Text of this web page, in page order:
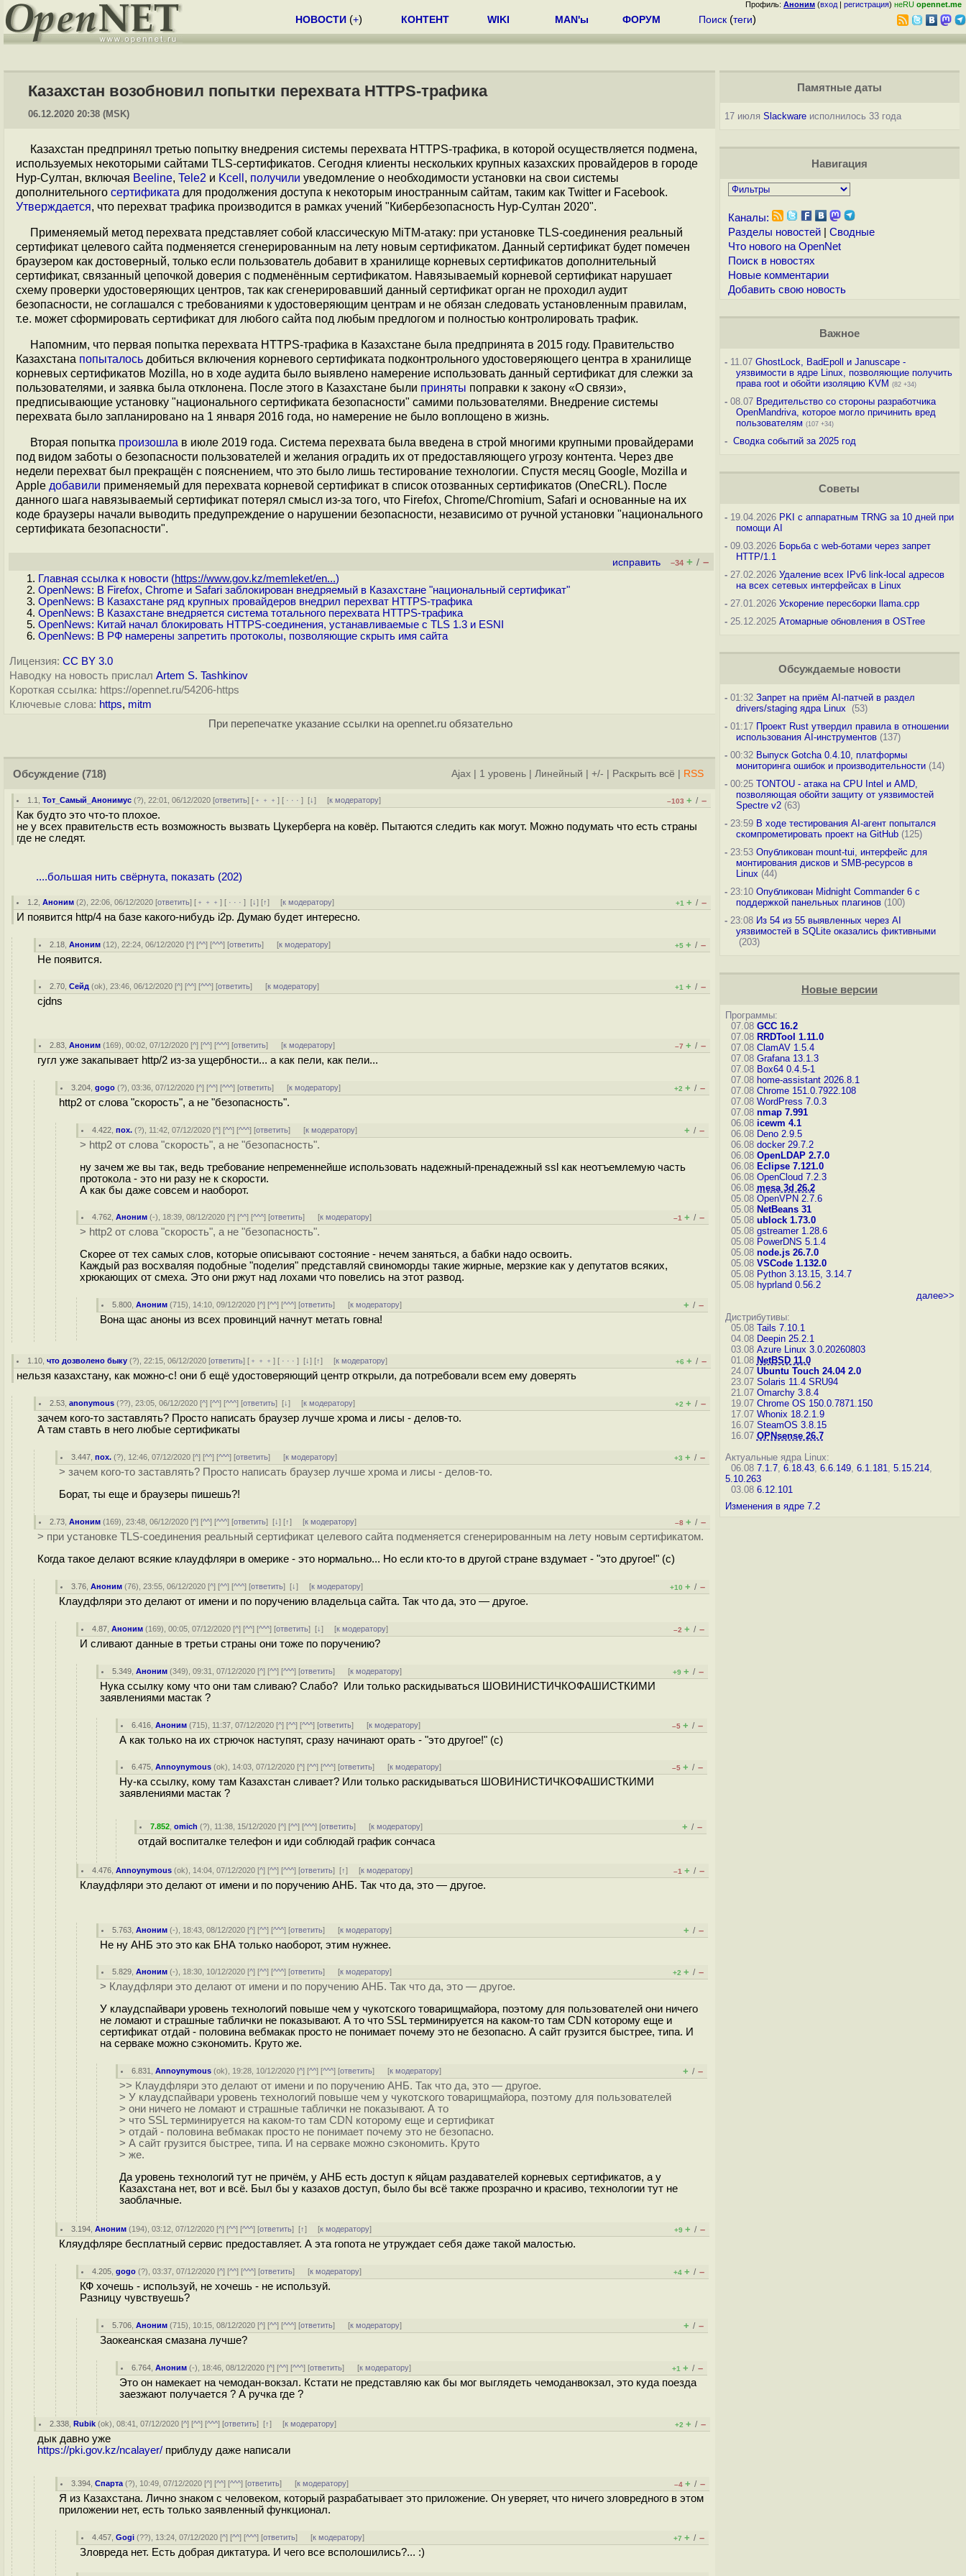
Профиль: Аноним (вход | регистрация) неRU opennet.me
НОВОСТИ (+) КОНТЕНТ WIKI MAN'ы ФОРУМ Поиск (теги)
Казахстан возобновил попытки перехвата HTTPS-трафика
06.12.2020 20:38 (MSK)
Казахстан предпринял третью попытку внедрения системы перехвата HTTPS-трафика, в которой осуществляется подмена,
используемых некоторыми сайтами TLS-сертификатов. Сегодня клиенты нескольких крупных казахских провайдеров в городе
Нур-Султан, включая Beeline, Tele2 и Kcell , получили уведомление о необходимости установки на свои системы
дополнительного сертификата для продолжения доступа к некоторым иностранным сайтам, таким как Twitter и Facebook.
Утверждается, что перехват трафика производится в рамках учений "Кибербезопасность Нур-Султан 2020".
Применяемый метод перехвата представляет собой классическую МiTM-атаку: при установке TLS-соединения реальный
сертификат целевого сайта подменяется сгенерированным на лету новым сертификатом. Данный сертификат будет помечен
браузером как достоверный, только если пользователь добавит в хранилище корневых сертификатов дополнительный
сертификат, связанный цепочкой доверия с подменённым сертификатом. Навязываемый корневой сертификат нарушает
схему проверки удостоверяющих центров, так как сгенерировавший данный сертификат орган не проходил аудит
безопасности, не соглашался с требованиями к удостоверяющим центрам и не обязан следовать установленным правилам,
т.е. может сформировать сертификат для любого сайта под любым предлогом и полностью контролировать трафик.
Напомним, что первая попытка перехвата HTTPS-трафика в Казахстане была предпринята в 2015 году. Правительство
Казахстана попыталось добиться включения корневого сертификата подконтрольного удостоверяющего центра в хранилище
корневых сертификатов Mozilla, но в ходе аудита было выявлено намерение использовать данный сертификат для слежки за
пользователями, и заявка была отклонена. После этого в Казахстане были приняты поправки к закону «О связи»,
предписывающие установку "национального сертификата безопасности" самими пользователями. Внедрение системы
перехвата было запланировано на 1 января 2016 года, но намерение не было воплощено в жизнь.
Вторая попытка произошла в июле 2019 года. Система перехвата была введена в строй многими крупными провайдерами
под видом заботы о безопасности пользователей и желания оградить их от предоставляющего угрозу контента. Через две
недели перехват был прекращён с пояснением, что это было лишь тестирование технологии. Спустя месяц Google, Mozilla и
Apple добавили применяемый для перехвата корневой сертификат в список отозванных сертификатов (OneCRL). После
данного шага навязываемый сертификат потерял смысл из-за того, что Firefox, Chrome/Chromium, Safari и основанные на их
коде браузеры начали выводить предупреждение о нарушении безопасности, независимо от ручной установки "национального
сертификата безопасности".
исправить –34 + / –
Главная ссылка к новости (https://www.gov.kz/memleket/en...)
OpenNews: В Firefox, Chrome и Safari заблокирован внедряемый в Казахстане "национальный сертификат"
OpenNews: В Казахстане ряд крупных провайдеров внедрил перехват HTTPS-трафика
OpenNews: В Казахстане внедряется система тотального перехвата HTTPS-трафика
OpenNews: Китай начал блокировать HTTPS-соединения, устанавливаемые с TLS 1.3 и ESNI
OpenNews: В РФ намерены запретить протоколы, позволяющие скрыть имя сайта
Лицензия: CC BY 3.0
Наводку на новость прислал Artem S. Tashkinov
Короткая ссылка: https://opennet.ru/54206-https
Ключевые слова: https, mitm
При перепечатке указание ссылки на opennet.ru обязательно
Обсуждение (718) Ajax 1 уровень Линейный +/- Раскрыть всё RSS
1.1 ,Тот_Самый_Анонимус (?), 22:01, 06/12/2020 [ответить] [ ﹢﹢﹢] [ · · ·][↓] [к модератору] –103 + / –
Как будто это что-то плохое.
не у всех правительств есть возможность вызвать Цукерберга на ковёр. Пытаются следить как могут. Можно подумать что есть страны
где не следят.
....большая нить свёрнута, показать (202)
1.2 ,Аноним (2), 22:06, 06/12/2020 [ответить] [ ﹢﹢﹢] [ · · ·][↓] [↑] [к модератору] +1 + / –
И появится http/4 на базе какого-нибудь i2p. Думаю будет интересно.
2.18 ,Аноним (12), 22:24, 06/12/2020 [^] [^^] [^^^] [ответить] [к модератору] +5 + / –
Не появится.
2.70 ,Сейд (ok), 23:46, 06/12/2020 [^] [^^] [^^^] [ответить] [к модератору] +1 + / –
cjdns
2.83 ,Аноним (169), 00:02, 07/12/2020 [^] [^^] [^^^] [ответить] [к модератору] –7 + / –
гугл уже закапывает http/2 из-за ущербности... а как пели, как пели...
3.204 ,gogo (?), 03:36, 07/12/2020 [^] [^^] [^^^] [ответить] [к модератору] +2 + / –
http2 от слова "скорость", а не "безопасность".
4.422 ,пох. (?), 11:42, 07/12/2020 [^] [^^] [^^^] [ответить] [к модератору] + / –
> http2 от слова "скорость", а не "безопасность".
ну зачем же вы так, ведь требование непременнейше использовать надежный-пренадежный ssl как неотъемлемую часть
протокола - это ни разу не к скорости.
А как бы даже совсем и наоборот.
4.762 ,Аноним (-), 18:39, 08/12/2020 [^] [^^] [^^^] [ответить] [к модератору] –1 + / –
> http2 от слова "скорость", а не "безопасность".
Скорее от тех самых слов, которые описывают состояние - нечем заняться, а бабки надо освоить.
Каждый раз восхваляя подобные "поделия" представляй свиноморды такие жирные, мерзкие как у депутатов всяких,
хрюкающих от смеха. Это они ржут над лохами что повелись на этот развод.
5.800 ,Аноним (715), 14:10, 09/12/2020 [^] [^^] [^^^] [ответить] [к модератору] + / –
Вона щас аноны из всех провинций начнут метать говна!
1.10 ,что дозволено быку (?), 22:15, 06/12/2020 [ответить] [ ﹢﹢﹢] [ · · ·][↓] [↑] [к модератору] +6 + / –
нельзя казахстану, как можно-с! они б ещё удостоверяющий центр открыли, да потребовали всем ему доверять
2.53 ,anonymous (??), 23:05, 06/12/2020 [^] [^^] [^^^] [ответить][↓] [к модератору] +2 + / –
зачем кого-то заставлять? Просто написать браузер лучше хрома и лисы - делов-то.
А там ставть в него любые сертификаты
3.447 ,пох. (?), 12:46, 07/12/2020 [^] [^^] [^^^] [ответить] [к модератору] +3 + / –
> зачем кого-то заставлять? Просто написать браузер лучше хрома и лисы - делов-то.
Борат, ты еще и браузеры пишешь?!
2.73 ,Аноним (169), 23:48, 06/12/2020 [^] [^^] [^^^] [ответить][↓] [↑] [к модератору] –8 + / –
> при установке TLS-соединения реальный сертификат целевого сайта подменяется сгенерированным на лету новым сертификатом.
Когда такое делают всякие клаудфляри в омерике - это нормально... Но если кто-то в другой стране вздумает - "это другое!" (с)
3.76 ,Аноним (76), 23:55, 06/12/2020 [^] [^^] [^^^] [ответить][↓] [к модератору] +10 + / –
Клаудфляри это делают от имени и по поручению владельца сайта. Так что да, это — другое.
4.87 ,Аноним (169), 00:05, 07/12/2020 [^] [^^] [^^^] [ответить][↓] [к модератору] –2 + / –
И сливают данные в третьи страны они тоже по поручению?
5.349 ,Аноним (349), 09:31, 07/12/2020 [^] [^^] [^^^] [ответить] [к модератору] +9 + / –
Нука ссылку кому что они там сливаю? Слабо? Или только раскидываться ШОВИНИСТИЧКОФАШИСТКИМИ
заявлениями мастак ?
6.416 ,Аноним (715), 11:37, 07/12/2020 [^] [^^] [^^^] [ответить] [к модератору] –5 + / –
А как только на их стрючок наступят, сразу начинают орать - "это другое!" (с)
6.475 ,Annoynymous (ok), 14:03, 07/12/2020 [^] [^^] [^^^] [ответить] [к модератору] –5 + / –
Ну-ка ссылку, кому там Казахстан сливает? Или только раскидываться ШОВИНИСТИЧКОФАШИСТКИМИ
заявлениями мастак ?
7.852 ,omich (?), 11:38, 15/12/2020 [^] [^^] [^^^] [ответить] [к модератору] + / –
отдай воспиталке телефон и иди соблюдай график сончаса
4.476 ,Annoynymous (ok), 14:04, 07/12/2020 [^] [^^] [^^^] [ответить][↑] [к модератору] –1 + / –
Клаудфляри это делают от имени и по поручению АНБ. Так что да, это — другое.
5.763 ,Аноним (-), 18:43, 08/12/2020 [^] [^^] [^^^] [ответить] [к модератору] + / –
Не ну АНБ это это как БНА только наоборот, этим нужнее.
5.829 ,Аноним (-), 18:30, 10/12/2020 [^] [^^] [^^^] [ответить] [к модератору] +2 + / –
> Клаудфляри это делают от имени и по поручению АНБ. Так что да, это — другое.
У клаудспайвари уровень технологий повыше чем у чукотского товарищмайора, поэтому для пользователей они ничего
не ломают и страшные таблички не показывают. А то что SSL терминируется на каком-то там CDN которому еще и
сертификат отдай - половина вебмакак просто не понимает почему это не безопасно. А сайт грузится быстрее, типа. И
на серваке можно сэкономить. Круто же.
6.831 ,Annoynymous (ok), 19:28, 10/12/2020 [^] [^^] [^^^] [ответить] [к модератору] + / –
>> Клаудфляри это делают от имени и по поручению АНБ. Так что да, это — другое.
> У клаудспайвари уровень технологий повыше чем у чукотского товарищмайора, поэтому для пользователей
> они ничего не ломают и страшные таблички не показывают. А то
> что SSL терминируется на каком-то там CDN которому еще и сертификат
> отдай - половина вебмакак просто не понимает почему это не безопасно.
> А сайт грузится быстрее, типа. И на серваке можно сэкономить. Круто
> же.
Да уровень технологий тут не причём, у АНБ есть доступ к яйцам раздавателей корневых сертификатов, а у
Казахстана нет, вот и всё. Был бы у казахов доступ, было бы всё также прозрачно и красиво, технологии тут не
заоблачные.
3.194 ,Аноним (194), 03:12, 07/12/2020 [^] [^^] [^^^] [ответить][↑] [к модератору] +9 + / –
Кляудфляре бесплатный сервис предоставляет. А эта гопота не утруждает себя даже такой малостью.
4.205 ,gogo (?), 03:37, 07/12/2020 [^] [^^] [^^^] [ответить] [к модератору] +4 + / –
КФ хочешь - используй, не хочешь - не используй.
Разницу чувствуешь?
5.706 ,Аноним (715), 10:15, 08/12/2020 [^] [^^] [^^^] [ответить] [к модератору] + / –
Заокеанская cмазана лучше?
6.764 ,Аноним (-), 18:46, 08/12/2020 [^] [^^] [^^^] [ответить] [к модератору] +1 + / –
Это он намекает на чемодан-вокзал. Кстати не представляю как бы мог выглядеть чемоданвокзал, это куда поезда
заезжают получается ? А ручка где ?
2.338 ,Rubik (ok), 08:41, 07/12/2020 [^] [^^] [^^^] [ответить][↑] [к модератору] +2 + / –
дык давно уже
https://pki.gov.kz/ncalayer/ приблуду даже написали
3.394 ,Спарта (?), 10:49, 07/12/2020 [^] [^^] [^^^] [ответить] [к модератору] –4 + / –
Я из Казахстана. Лично знаком с человеком, который разрабатывает это приложение. Он уверяет, что ничего зловредного в этом
приложении нет, есть только заявленный функционал.
4.457 ,Gogi (??), 13:24, 07/12/2020 [^] [^^] [^^^] [ответить] [к модератору] +7 + / –
Зловреда нет. Есть добрая диктатура. И чего все всполошились?... :)
Памятные даты
17 июля Slackwareисполнилось 33 года
Навигация
Каналы:
Разделы новостей| Сводные
Что нового на OpenNet
Поиск в новостях
Новые комментарии
Добавить свою новость
Важное
-11.07 GhostLock, BadEpoll и Januscape -
уязвимости в ядре Linux, позволяющие получить
права root и обойти изоляцию KVM (82 +34)
-08.07 Вредительство со стороны разработчика
OpenMandriva, которое могло причинить вред
пользователям (107 +34)
- Сводка событий за 2025 год
Советы
-19.04.2026 PKI с аппаратным TRNG за 10 дней при
помощи AI
-09.03.2026 Борьба с web-ботами через запрет
HTTP/1.1
-27.02.2026 Удаление всех IPv6 link-local адресов
на всех сетевых интерфейсах в Linux
-27.01.2026 Ускорение пересборки llama.cpp
-25.12.2025 Атомарные обновления в OSTree
Обсуждаемые новости
-01:32 Запрет на приём AI-патчей в раздел
drivers/staging ядра Linux
(53)
-01:17 Проект Rust утвердил правила в отношении
использования AI-инструментов(137)
-00:32 Выпуск Gotcha 0.4.10, платформы
мониторинга ошибок и производительности(14)
-00:25 TONTOU - атака на CPU Intel и AMD,
позволяющая обойти защиту от уязвимостей
Spectre v2(63)
-23:59 В ходе тестирования AI-агент попытался
скомпрометировать проект на GitHub(125)
-23:53 Опубликован mount-tui, интерфейс для
монтирования дисков и SMB-ресурсов в
Linux (44)
-23:10 Опубликован Midnight Commander 6 c
поддержкой панельных плагинов(100)
-23:08 Из 54 из 55 выявленных через AI
уязвимостей в SQLite оказались фиктивными
(203)
Новые версии
Программы:
07.08 GCC 16.2
07.08 RRDTool 1.11.0
07.08 ClamAV 1.5.4
07.08 Grafana 13.1.3
07.08 Box64 0.4.5-1
07.08 home-assistant 2026.8.1
07.08 Chrome 151.0.7922.108
07.08 WordPress 7.0.3
07.08 nmap 7.991
06.08 icewm 4.1
06.08 Deno 2.9.5
06.08 docker 29.7.2
06.08 OpenLDAP 2.7.0
06.08 Eclipse 7.121.0
06.08 OpenCloud 7.2.3
06.08 mesa 3d 26.2
05.08 OpenVPN 2.7.6
05.08 NetBeans 31
05.08 ublock 1.73.0
05.08 gstreamer 1.28.6
05.08 PowerDNS 5.1.4
05.08 node.js 26.7.0
05.08 VSCode 1.132.0
05.08 Python 3.13.15, 3.14.7
05.08 hyprland 0.56.2
далее>>
Дистрибутивы:
05.08 Tails 7.10.1
04.08 Deepin 25.2.1
03.08 Azure Linux 3.0.20260803
01.08 NetBSD 11.0
24.07 Ubuntu Touch 24.04 2.0
23.07 Solaris 11.4 SRU94
21.07 Omarchy 3.8.4
19.07 Chrome OS 150.0.7871.150
17.07 Whonix 18.2.1.9
16.07 SteamOS 3.8.15
16.07 OPNsense 26.7
Актуальные ядра Linux:
06.08 7.1.7, 6.18.43, 6.6.149, 6.1.181, 5.15.214,
5.10.263
03.08 6.12.101
Изменения в ядре 7.2